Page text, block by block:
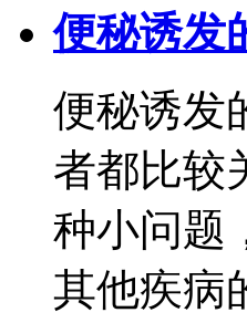
便秘诱发
便秘诱发
者都比较
种小问题
其他疾病